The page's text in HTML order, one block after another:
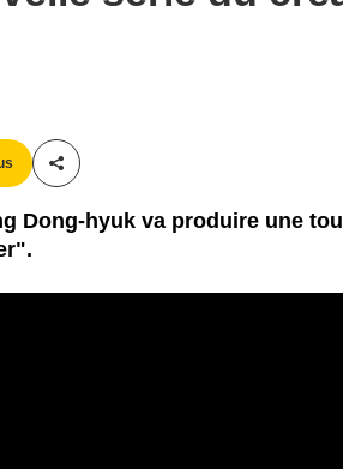
Partager cet article
Dong-hyuk va produire une